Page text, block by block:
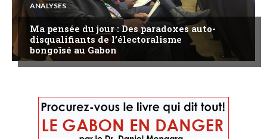
ANALYSES
Ma pensée du jour : Des paradoxes auto-
disqualifiants de l’électoralisme
bongoïsé au Gabon